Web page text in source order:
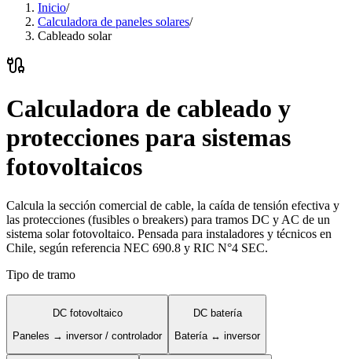
Inicio/
Calculadora de paneles solares/
Cableado solar
Calculadora de cableado y
protecciones para sistemas
fotovoltaicos
Calcula la sección comercial de cable, la caída de tensión efectiva y
las protecciones (fusibles o breakers) para tramos DC y AC de un
sistema solar fotovoltaico. Pensada para instaladores y técnicos en
Chile, según referencia NEC 690.8 y RIC N°4 SEC.
Tipo de tramo
DC fotovoltaico
Paneles → inversor / controlador
DC batería
Batería ↔ inversor